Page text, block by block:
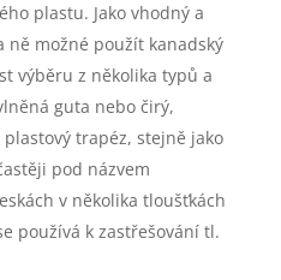
plastu. Jako vhodný a
ně možné použít kanadský
výběru z několika typů a
guta nebo čirý,
trapéz, stejně jako
pod názvem
v několika tloušťkách
používá k zastřešování tl.